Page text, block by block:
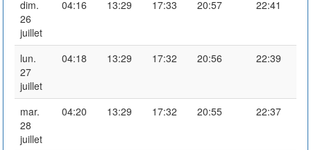
dim.
26
juillet
04:16 13:29 17:33 20:57 22:41
lun.
27
juillet
04:18 13:29 17:32 20:56 22:39
mar.
28
juillet
04:20 13:29 17:32 20:55 22:37